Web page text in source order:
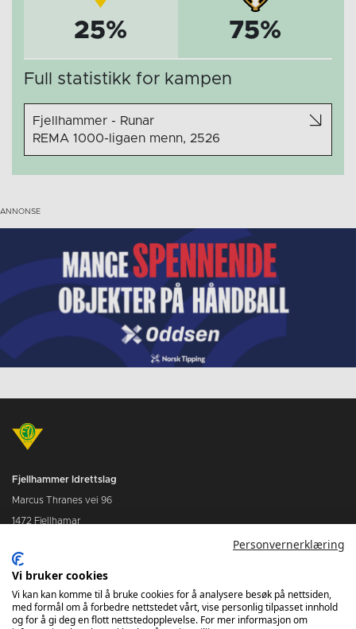
25% 75%
Full statistikk for kampen
Fjellhammer - Runar
REMA 1000-ligaen menn, 2526
Fjellhammer Idrettslag
Marcus Thranes vei 96
1472 Fjellhamar
www.fjellhammer.no
Personvernerklæring
Vi bruker cookies
Vi kan kan komme til å bruke cookies for å analysere besøk på nettsiden,
med formål om å forbedre nettstedet vårt, vise personlig tilpasset innhold
og for å gi deg en flott nettstedopplevelse. For mer informasjon om